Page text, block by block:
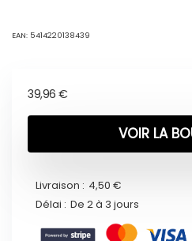
EAN: 5414220138439
39,96 €
VOIR LA
Livraison : 4,50 €
Délai : De 2 à 3 jours